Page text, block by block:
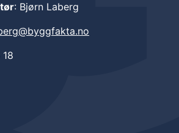
: Bjørn Laberg